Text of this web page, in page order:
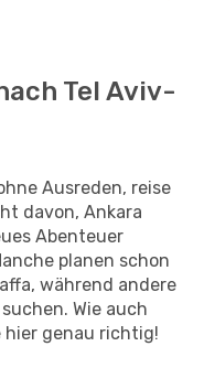
Tel Aviv-
Ausreden, reise
davon, Ankara
Abenteuer
planen schon
während andere
Wie auch
hier genau richtig!